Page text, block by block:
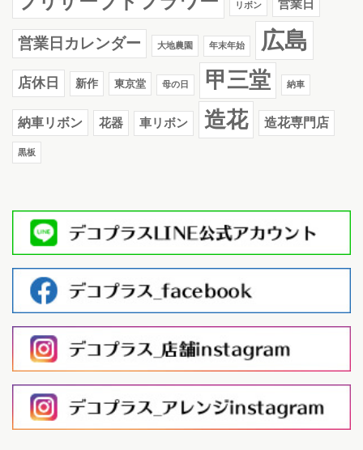
リボン 営業日
営業日カレンダー 大地農園 年末年始 広島
店休日 新作 東京堂 母の日 甲三堂 納車
納車リボン 花器 車リボン 造花 造花専門店
黒板